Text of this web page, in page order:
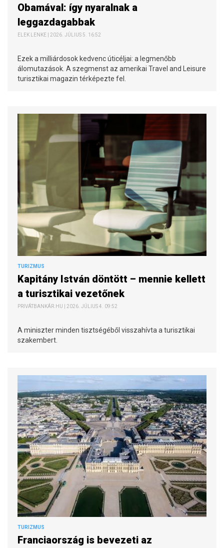
Obamával: így nyaralnak a
leggazdagabbak
ELEK LENKE | 2026. JÚLIUS 5. 16:52
Ezek a milliárdosok kedvenc úticéljai: a legmenőbb
álomutazások. A szegmenst az amerikai Travel and Leisure
turisztikai magazin térképezte fel.
TURIZMUS
Kapitány István döntött – mennie kellett
a turisztikai vezetőnek
PRIVÁTBANKÁR.HU | 2026. JÚLIUS 4. 09:52
A miniszter minden tisztségéből visszahívta a turisztikai
szakembert.
TURIZMUS
Franciaország is bevezeti az